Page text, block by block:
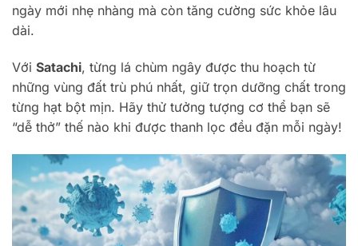
ngày mới nhẹ nhàng mà còn tăng cường sức khỏe lâu
dài.
Với Satachi, từng lá chùm ngây được thu hoạch từ
những vùng đất trù phú nhất, giữ trọn dưỡng chất trong
từng hạt bột mịn. Hãy thử tưởng tượng cơ thể bạn sẽ
“dễ thở” thế nào khi được thanh lọc đều đặn mỗi ngày!